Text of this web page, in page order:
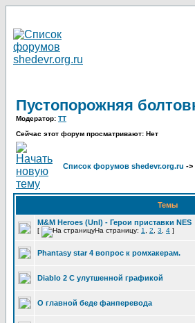
Пустопорожняя
Модератор: TT
Сейчас этот форум просматривают: Нет
Список форумов shedevr.org.ru ->
Темы
M&M Heroes (Unl) - Герои приставки NES
[ На страницу: 1 2 3 4 ]
Phantasy star 4 вопрос к ромхакерам.
Diablo 2 С улутшенной графикой
О главной беде фанперевода